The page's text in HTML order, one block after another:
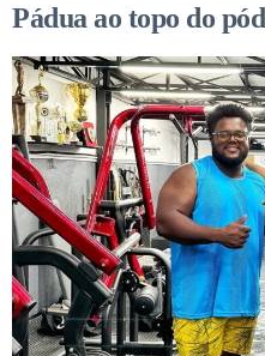
Pádua ao topo do